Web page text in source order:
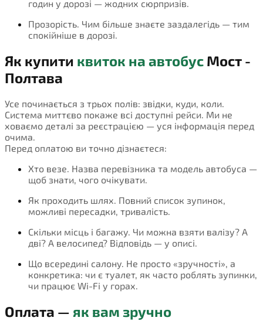
годин у дорозі — жодних сюрпризів.
Прозорість. Чим більше знаєте заздалегідь — тим
спокійніше в дорозі.
Як купити квиток на автобус Мост -
Полтава
Усе починається з трьох полів: звідки, куди, коли.
Система миттєво покаже всі доступні рейси. Ми не
ховаємо деталі за реєстрацією — уся інформація перед
очима.
Перед оплатою ви точно дізнаєтеся:
Хто везе. Назва перевізника та модель автобуса —
щоб знати, чого очікувати.
Як проходить шлях. Повний список зупинок,
можливі пересадки, тривалість.
Скільки місць і багажу. Чи можна взяти валізу? А
дві? А велосипед? Відповідь — у описі.
Що всередині салону. Не просто «зручності», а
конкретика: чи є туалет, як часто роблять зупинки,
чи працює Wi-Fi у горах.
Оплата — як вам зручно